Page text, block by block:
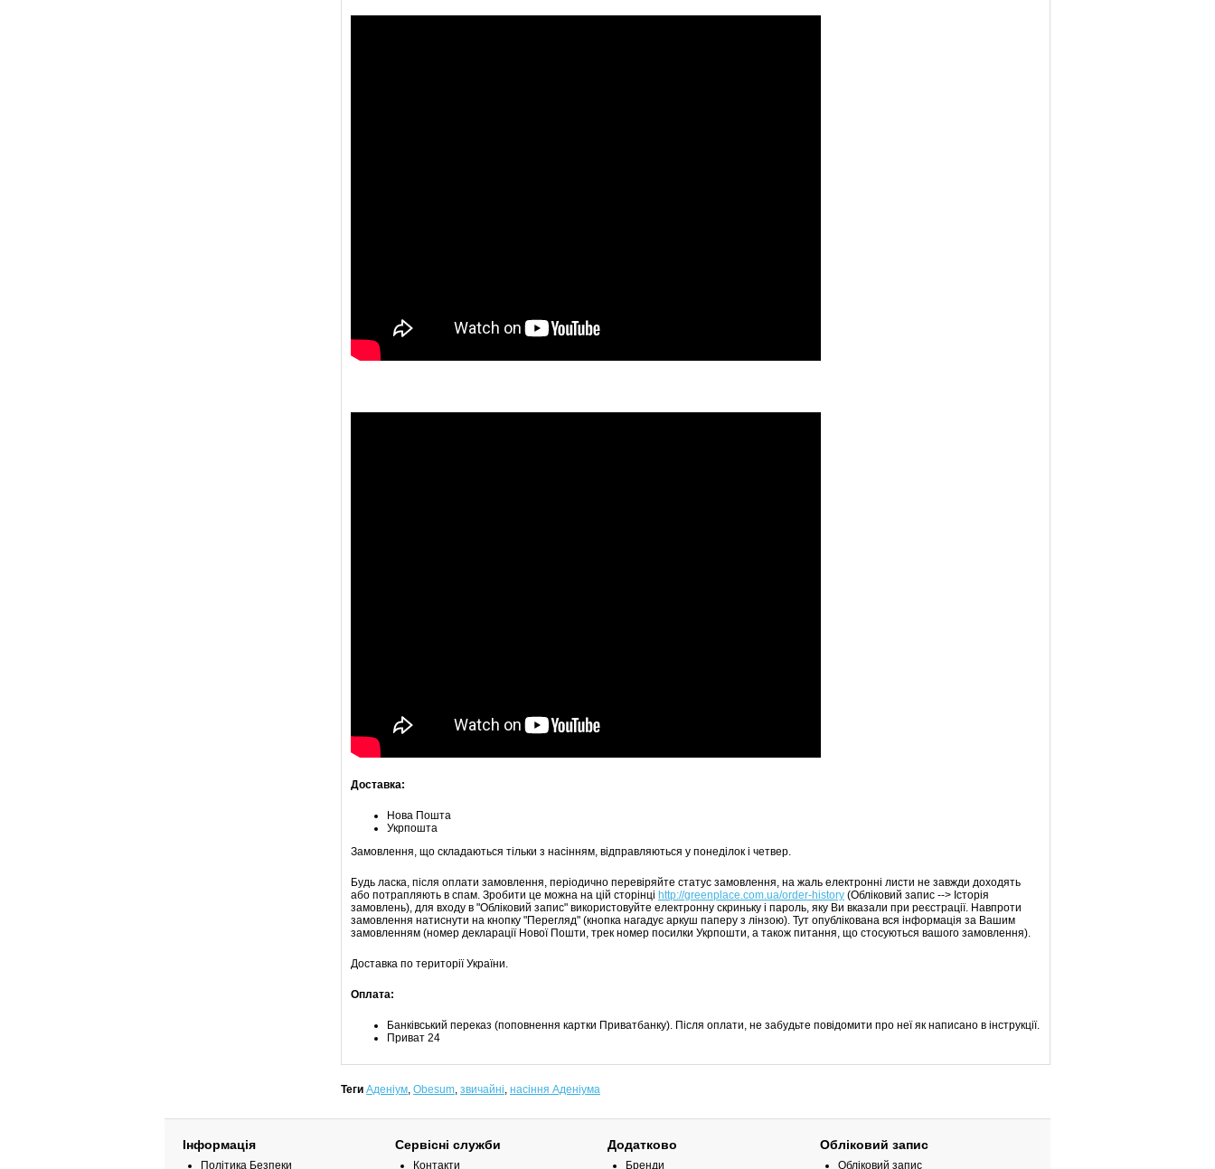
Доставка:
Нова Пошта
Укрпошта
Замовлення, що складаються тільки з насінням, відправляються у понеділок і четвер.
Будь ласка, після оплати замовлення, періодично перевіряйте статус замовлення, на жаль електронні листи не завжди доходять
або потрапляють в спам. Зробити це можна на цій сторінці http://greenplace.com.ua/order-history (Обліковий запис --> Історія
замовлень), для входу в "Обліковий запис" використовуйте електронну скриньку і пароль, яку Ви вказали при реєстрації. Навпроти
замовлення натиснути на кнопку "Перегляд" (кнопка нагадує аркуш паперу з лінзою). Тут опублікована вся інформація за Вашим
замовленням (номер декларації Нової Пошти, трек номер посилки Укрпошти, а також питання, що стосуються вашого замовлення).
Доставка по території України.
Оплата:
Банківський переказ (поповнення картки Приватбанку). Після оплати, не забудьте повідомити про неї як написано в інструкції.
Приват 24
Теги Аденіум, Obesum, звичайні, насіння Аденіума
Інформація
Політика Безпеки
Сервісні служби
Контакти
Додатково
Бренди
Обліковий запис
Обліковий запис